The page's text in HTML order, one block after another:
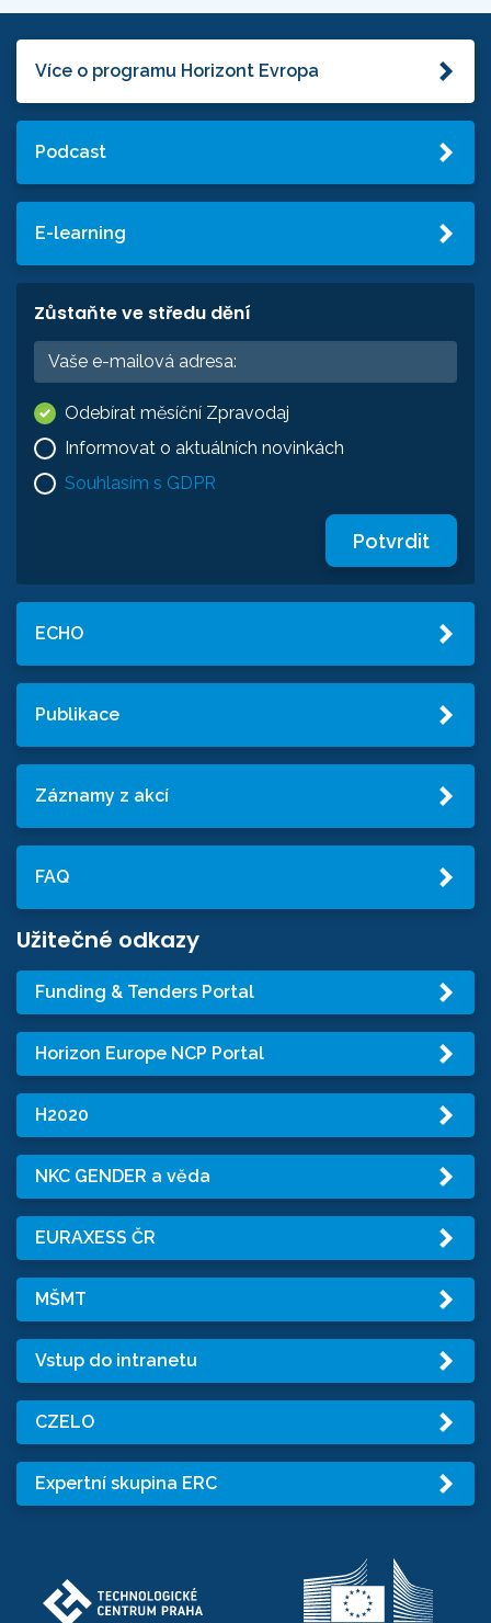
Více o programu Horizont Evropa
Podcast
E-learning
Zůstaňte ve středu dění
Odebírat měsíční Zpravodaj
Informovat o aktuálních novinkách
Souhlasím s GDPR
Potvrdit
ECHO
Publikace
Záznamy z akcí
FAQ
Užitečné odkazy
Funding & Tenders Portal
Horizon Europe NCP Portal
H2020
NKC GENDER a věda
EURAXESS ČR
MŠMT
Vstup do intranetu
CZELO
Expertní skupina ERC